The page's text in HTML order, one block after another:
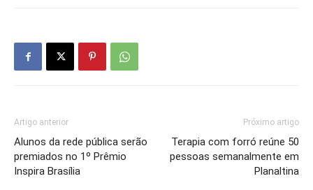
Artigo anterior
Alunos da rede pública serão
premiados no 1º Prêmio
Inspira Brasília
Próximo artigo
Terapia com forró reúne 50
pessoas semanalmente em
Planaltina